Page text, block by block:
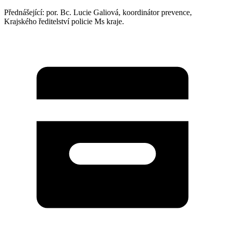
Přednášející: por. Bc. Lucie Galiová, koordinátor prevence,
Krajského ředitelství policie Ms kraje.